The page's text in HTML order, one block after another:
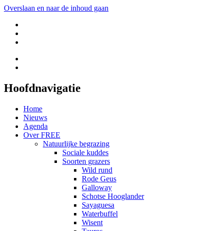
Overslaan en naar de inhoud gaan
Hoofdnavigatie
Home
Nieuws
Agenda
Over FREE
Natuurlijke begrazing
Sociale kuddes
Soorten grazers
Wild rund
Rode Geus
Galloway
Schotse Hooglander
Sayaguesa
Waterbuffel
Wisent